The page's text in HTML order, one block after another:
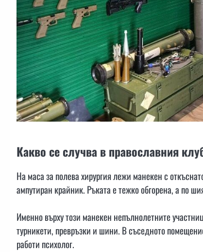
Какво се случва в православния
На маса за полева хирургия лежи манекен с
ампутиран крайник. Ръката е тежко обгорена, а по
Именно върху този манекен непълнолетните
турникети, превръзки и шини. В съседното
работи психолог.